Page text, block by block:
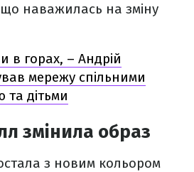
наважилась на зміну
в горах, – Андрій
мережу спільними
дітьми
змінила образ
з новим кольором